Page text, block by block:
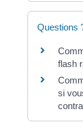
Questions
flash
si